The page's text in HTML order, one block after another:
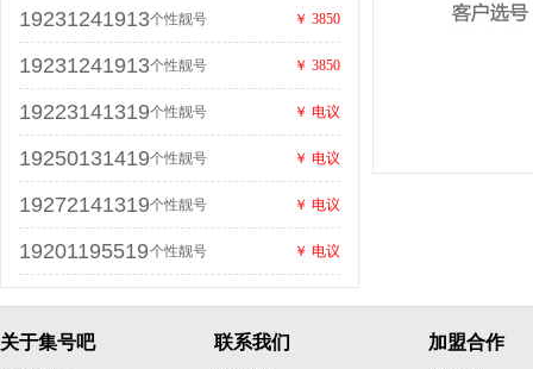
19231241913个性靓号 ￥ 3850
19231241913个性靓号 ￥ 3850
19223141319个性靓号 ￥ 电议
19250131419个性靓号 ￥ 电议
19272141319个性靓号 ￥ 电议
19201195519个性靓号 ￥ 电议
关于集号吧 联系我们 加盟合作